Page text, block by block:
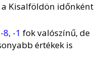
Kisalföldön időnként
-8, -1 fok valószínű, de
értékek is